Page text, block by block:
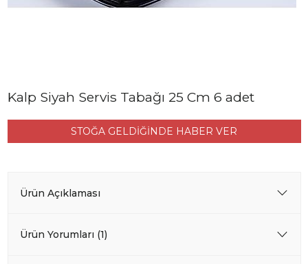
Kalp Siyah Servis Tabağı 25 Cm 6 adet
STOĞA GELDİĞİNDE HABER VER
Ürün Açıklaması
Ürün Yorumları (1)